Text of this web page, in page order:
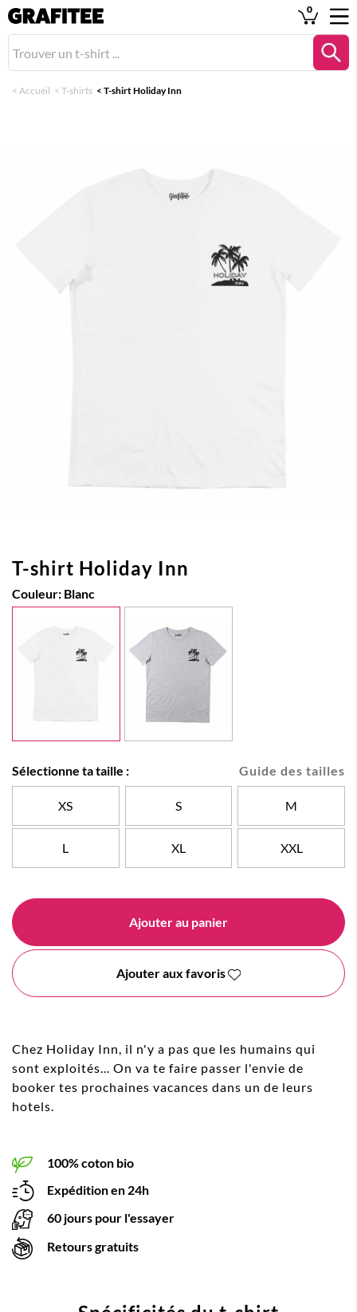
0
< Accueil < T-shirts < T-shirt Holiday Inn
T-shirt Holiday Inn
Couleur: Blanc
Guide des tailles
Sélectionne ta taille :
XS S M
L XL XXL
Ajouter au panier
Ajouter aux favoris
Chez Holiday Inn, il n'y a pas que les humains qui
sont exploités... On va te faire passer l'envie de
booker tes prochaines vacances dans un de leurs
hotels.
100% coton bio
Expédition en 24h
60 jours pour l'essayer
Retours gratuits